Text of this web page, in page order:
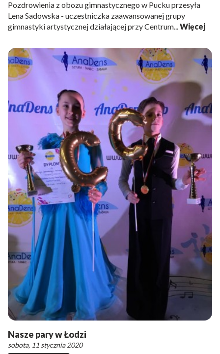
Pozdrowienia z obozu gimnastycznego w Pucku przesyła
Lena Sadowska - uczestniczka zaawansowanej grupy
gimnastyki artystycznej działającej przy Centrum...Więcej
Nasze pary w Łodzi
sobota, 11 stycznia 2020